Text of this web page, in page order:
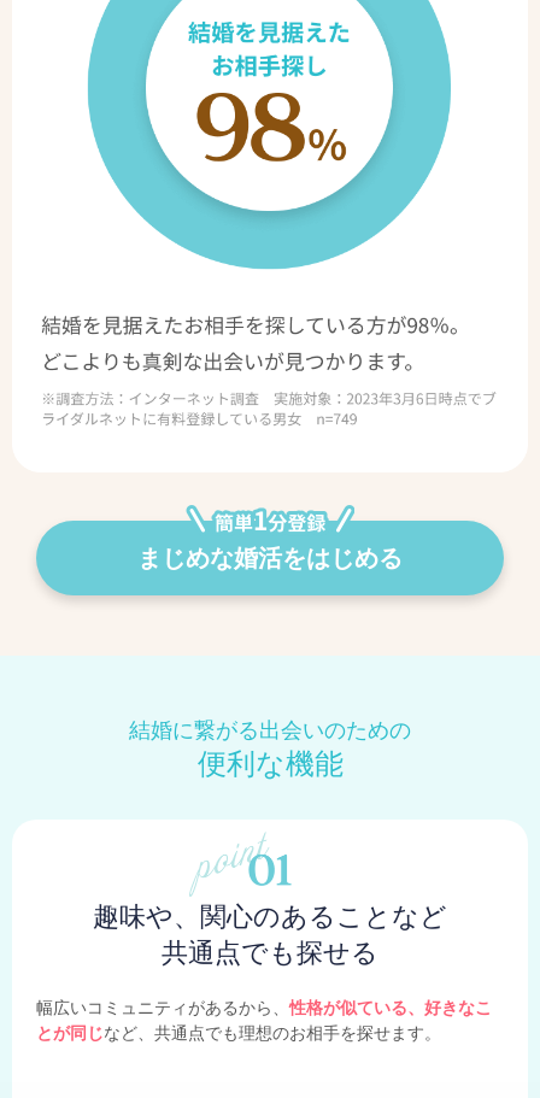
まじめな婚活をはじめる
結婚に繋がる出会いのための
便利な機能
趣味や、関心のあることなど
共通点でも探せる
幅広いコミュニティがあるから、性格が似ている、好きなこ
とが同じなど、共通点でも理想のお相手を探せます。